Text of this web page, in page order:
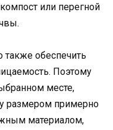
или перегной
обеспечить
Поэтому
месте,
размером примерно
материалом,